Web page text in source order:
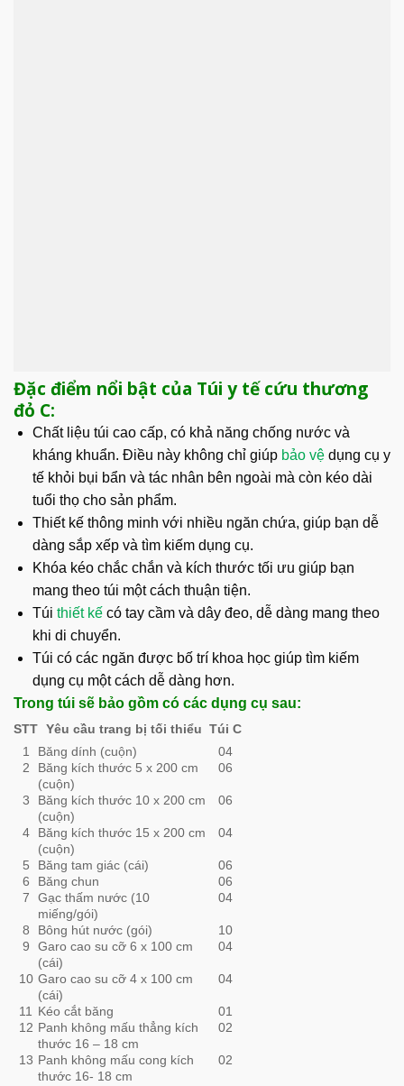
Đặc điểm nổi bật của Túi y tế cứu thương
đỏ C:
Chất liệu túi cao cấp, có khả năng chống nước và
kháng khuẩn. Điều này không chỉ giúp bảo vệdụng cụ y
tế khỏi bụi bẩn và tác nhân bên ngoài mà còn kéo dài
tuổi thọ cho sản phẩm.
Thiết kế thông minh với nhiều ngăn chứa, giúp bạn dễ
dàng sắp xếp và tìm kiếm dụng cụ.
Khóa kéo chắc chắn và kích thước tối ưu giúp bạn
mang theo túi một cách thuận tiện.
Túi thiết kếcó tay cầm và dây đeo, dễ dàng mang theo
khi di chuyển.
Túi có các ngăn được bố trí khoa học giúp tìm kiếm
dụng cụ một cách dễ dàng hơn.
Trong túi sẽ bảo gồm có các dụng cụ sau:
STT Yêu cầu trang bị tối thiểu Túi C
1
Băng dính (cuộn)
04
2
Băng kích thước 5 x 200 cm
(cuộn)
06
3
Băng kích thước 10 x 200 cm
(cuộn)
06
4
Băng kích thước 15 x 200 cm
(cuộn)
04
5 Băng tam giác (cái)
06
6
Băng chun
06
7
Gạc thấm nước (10
miếng/gói)
04
8 Bông hút nước (gói)
10
9
Garo cao su cỡ 6 x 100 cm
(cái)
04
10 Garo cao su cỡ 4 x 100 cm
(cái)
04
11 Kéo cắt băng
01
12 Panh không mấu thẳng kích
thước 16 – 18 cm
02
13 Panh không mấu cong kích
thước 16- 18 cm
02